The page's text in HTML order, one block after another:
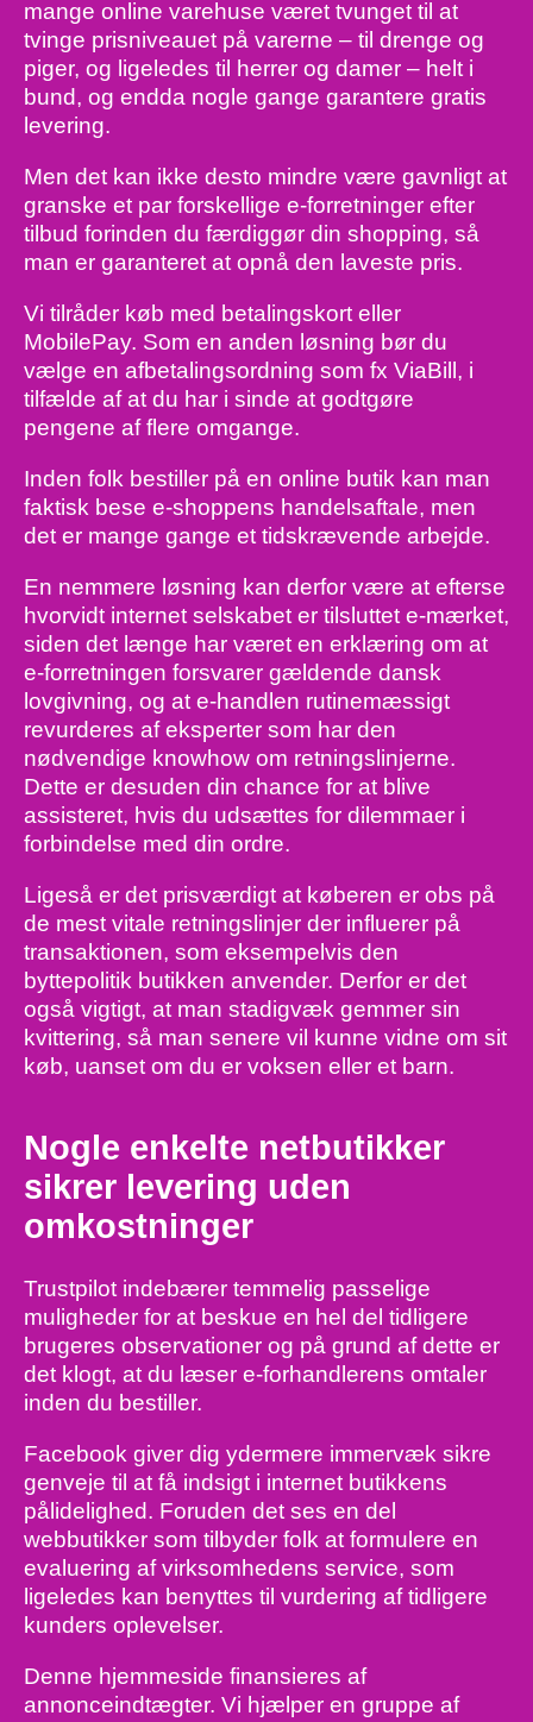
mange online varehuse været tvunget til at
tvinge prisniveauet på varerne – til drenge og
piger, og ligeledes til herrer og damer – helt i
bund, og endda nogle gange garantere gratis
levering.
Men det kan ikke desto mindre være gavnligt at
granske et par forskellige e-forretninger efter
tilbud forinden du færdiggør din shopping, så
man er garanteret at opnå den laveste pris.
Vi tilråder køb med betalingskort eller
MobilePay. Som en anden løsning bør du
vælge en afbetalingsordning som fx ViaBill, i
tilfælde af at du har i sinde at godtgøre
pengene af flere omgange.
Inden folk bestiller på en online butik kan man
faktisk bese e-shoppens handelsaftale, men
det er mange gange et tidskrævende arbejde.
En nemmere løsning kan derfor være at efterse
hvorvidt internet selskabet er tilsluttet e-mærket,
siden det længe har været en erklæring om at
e-forretningen forsvarer gældende dansk
lovgivning, og at e-handlen rutinemæssigt
revurderes af eksperter som har den
nødvendige knowhow om retningslinjerne.
Dette er desuden din chance for at blive
assisteret, hvis du udsættes for dilemmaer i
forbindelse med din ordre.
Ligeså er det prisværdigt at køberen er obs på
de mest vitale retningslinjer der influerer på
transaktionen, som eksempelvis den
byttepolitik butikken anvender. Derfor er det
også vigtigt, at man stadigvæk gemmer sin
kvittering, så man senere vil kunne vidne om sit
køb, uanset om du er voksen eller et barn.
Nogle enkelte netbutikker
sikrer levering uden
omkostninger
Trustpilot indebærer temmelig passelige
muligheder for at beskue en hel del tidligere
brugeres observationer og på grund af dette er
det klogt, at du læser e-forhandlerens omtaler
inden du bestiller.
Facebook giver dig ydermere immervæk sikre
genveje til at få indsigt i internet butikkens
pålidelighed. Foruden det ses en del
webbutikker som tilbyder folk at formulere en
evaluering af virksomhedens service, som
ligeledes kan benyttes til vurdering af tidligere
kunders oplevelser.
Denne hjemmeside finansieres af
annonceindtægter. Vi hjælper en gruppe af